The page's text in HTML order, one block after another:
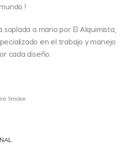
!
a mano por El Alquimista,
en el trabajo y manejo
cada diseño.
Smoke